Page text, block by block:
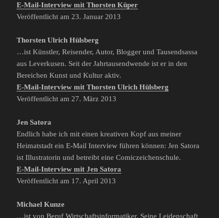
E-Mail-Interview mit Thorsten Küper
Veröffentlicht am 23. Januar 2013
Thorsten Ulrich Hülsberg
…ist Künstler, Reisender, Autor, Blogger und Tausendsassa
aus Leverkusen. Seit der Jahrtausendwende ist er in den
Bereichen Kunst und Kultur aktiv.
E-Mail-Interview mit Thorsten Ulrich Hülsberg
Veröffentlicht am 27. März 2013
Jen Satora
Endlich habe ich mit einen kreativen Kopf aus meiner
Heimatstadt ein E-Mail Interview führen können: Jen Satora
ist Illustratorin und betreibt eine Comiczeichenschule.
E-Mail-Interview mit Jen Satora
Veröffentlicht am 17. April 2013
Michael Kunze
…ist von Beruf Wirtschaftsinformatiker. Seine Leidenschaft